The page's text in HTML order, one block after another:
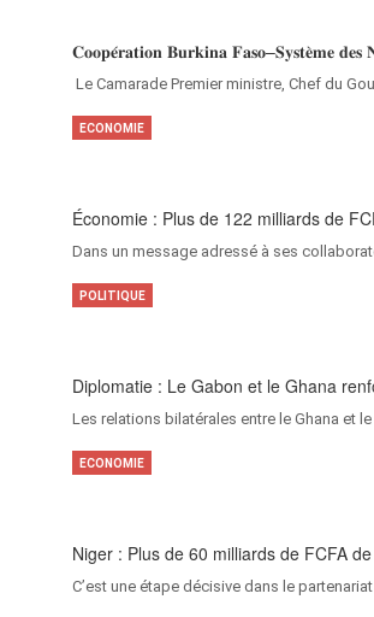
𝐂𝐨𝐨𝐩𝐞́𝐫𝐚𝐭𝐢𝐨𝐧 𝐁𝐮𝐫𝐤𝐢𝐧𝐚 𝐅𝐚𝐬𝐨–𝐒𝐲𝐬𝐭𝐞̀𝐦𝐞 𝐝𝐞𝐬
‎Le Camarade Premier ministre, Chef du
Économie : Plus de 122 milliards de
Dans un message adressé à ses
ECONOMIE
Diplomatie : Le Gabon et le Ghana
Les relations bilatérales entre le Ghana et le
POLITIQUE
Niger : Plus de 60 milliards de FCFA
C’est une étape décisive dans le partenariat
ECONOMIE